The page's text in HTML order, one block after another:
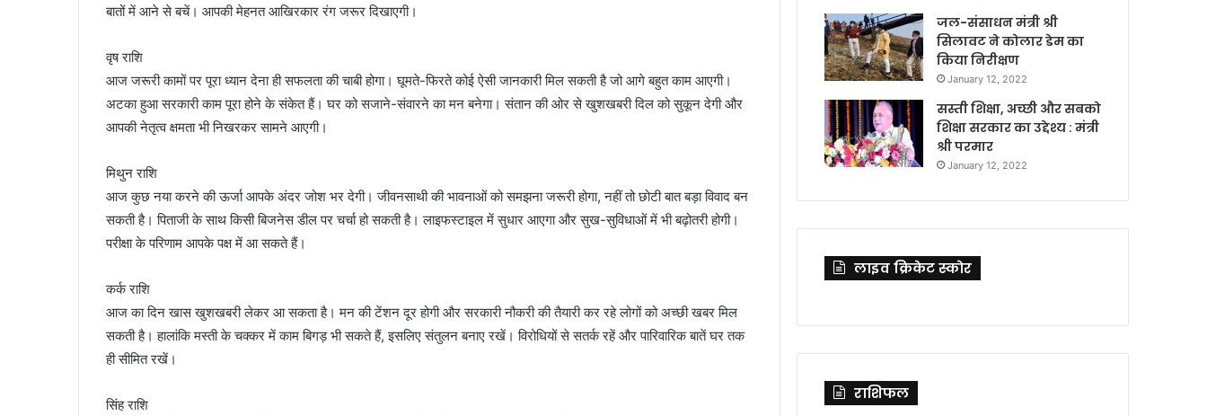
बातों में आने से बचें। आपकी मेहनत आखिरकार रंग जरूर दिखाएगी।
वृष राशि
आज जरूरी कामों पर पूरा ध्यान देना ही सफलता की चाबी होगा। घूमते-फिरते कोई ऐसी जानकारी मिल सकती है जो आगे बहुत काम आएगी।
अटका हुआ सरकारी काम पूरा होने के संकेत हैं। घर को सजाने-संवारने का मन बनेगा। संतान की ओर से खुशखबरी दिल को सुकून देगी और
आपकी नेतृत्व क्षमता भी निखरकर सामने आएगी।
मिथुन राशि
आज कुछ नया करने की ऊर्जा आपके अंदर जोश भर देगी। जीवनसाथी की भावनाओं को समझना जरूरी होगा, नहीं तो छोटी बात बड़ा विवाद बन
सकती है। पिताजी के साथ किसी बिजनेस डील पर चर्चा हो सकती है। लाइफस्टाइल में सुधार आएगा और सुख-सुविधाओं में भी बढ़ोतरी होगी।
परीक्षा के परिणाम आपके पक्ष में आ सकते हैं।
कर्क राशि
आज का दिन खास खुशखबरी लेकर आ सकता है। मन की टेंशन दूर होगी और सरकारी नौकरी की तैयारी कर रहे लोगों को अच्छी खबर मिल
सकती है। हालांकि मस्ती के चक्कर में काम बिगड़ भी सकते हैं, इसलिए संतुलन बनाए रखें। विरोधियों से सतर्क रहें और पारिवारिक बातें घर तक
ही सीमित रखें।
सिंह राशि
जल-संसाधन मंत्री श्री
सिलावट ने कोलार डेम का
किया निरीक्षण
January 12, 2022
सस्ती शिक्षा, अच्छी और सबको
शिक्षा सरकार का उद्देश्य : मंत्री
श्री परमार
January 12, 2022
लाइव क्रिकेट स्कोर
राशिफल